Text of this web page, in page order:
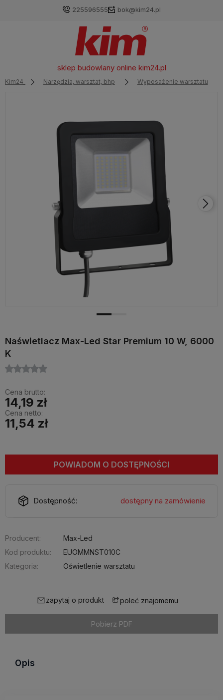
225596555 bok@kim24.pl
sklep budowlany online kim24.pl
Kim24 Narzędzia, warsztat, bhp Wyposażenie warsztatu
Naświetlacz Max-Led Star Premium 10 W, 6000
K
Cena brutto:
14,19 zł
Cena netto:
11,54 zł
POWIADOM O DOSTĘPNOŚCI
Dostępność: dostępny na zamówienie
Producent:
Max-Led
Kod produktu:
EUOMMNST010C
Kategoria:
Oświetlenie warsztatu
zapytaj o produkt poleć znajomemu
Pobierz PDF
Opis